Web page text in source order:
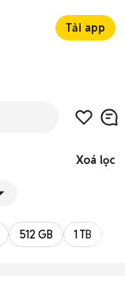
Tải app
Xoá lọc
512 GB 1 TB